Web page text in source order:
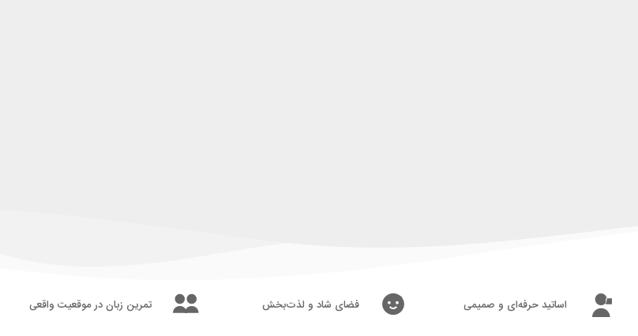
اساتید حرفه‌ای و صمیمی فضای شاد و لذت‌بخش تمرین زبان در موقعیت واقعی